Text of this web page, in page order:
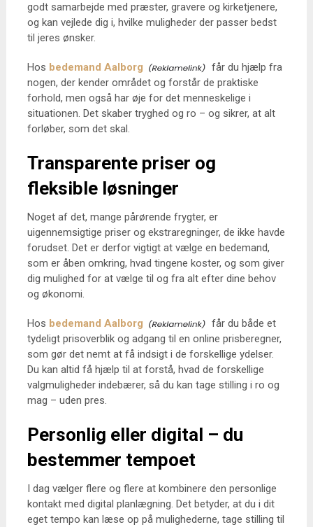
godt samarbejde med præster, gravere og kirketjenere,
og kan vejlede dig i, hvilke muligheder der passer bedst
til jeres ønsker.
Hos bedemand Aalborg
får du hjælp fra
nogen, der kender området og forstår de praktiske
forhold, men også har øje for det menneskelige i
situationen. Det skaber tryghed og ro – og sikrer, at alt
forløber, som det skal.
Transparente priser og
fleksible løsninger
Noget af det, mange pårørende frygter, er
uigennemsigtige priser og ekstraregninger, de ikke havde
forudset. Det er derfor vigtigt at vælge en bedemand,
som er åben omkring, hvad tingene koster, og som giver
dig mulighed for at vælge til og fra alt efter dine behov
og økonomi.
Hos bedemand Aalborg
får du både et
tydeligt prisoverblik og adgang til en online prisberegner,
som gør det nemt at få indsigt i de forskellige ydelser.
Du kan altid få hjælp til at forstå, hvad de forskellige
valgmuligheder indebærer, så du kan tage stilling i ro og
mag – uden pres.
Personlig eller digital – du
bestemmer tempoet
I dag vælger flere og flere at kombinere den personlige
kontakt med digital planlægning. Det betyder, at du i dit
eget tempo kan læse op på mulighederne, tage stilling til